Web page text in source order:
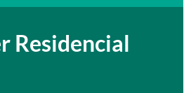
Residencial